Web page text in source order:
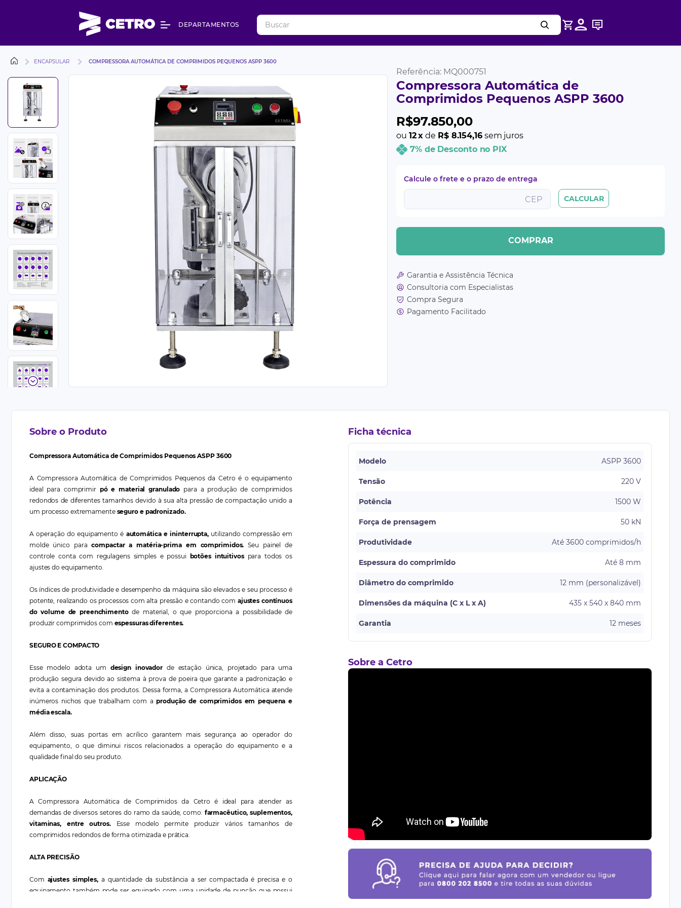
DEPARTAMENTOS
Buscar
ENCAPSULAR COMPRESSORA AUTOMÁTICA DE COMPRIMIDOS PEQUENOS ASPP 3600
Referência: MQ000751
Compressora Automática de
Comprimidos Pequenos ASPP 3600
R$97.850,00
ou 12 x de R$ 8.154,16 sem juros
7% de Desconto no PIX
COMPRAR
Garantia e Assistência Técnica
Consultoria com Especialistas
Compra Segura
Pagamento Facilitado
Sobre o Produto
Compressora Automática de Comprimidos Pequenos ASPP 3600
A Compressora Automática de Comprimidos Pequenos da Cetro é o equipamento
ideal para comprimir pó e material granulado para a produção de comprimidos
redondos de diferentes tamanhos devido à sua alta pressão de compactação unido a
um processo extremamente seguro e padronizado.
A operação do equipamento é automática e ininterrupta, utilizando compressão em
molde único paracompactar a matéria-prima em comprimidos. Seu painel de
controle conta com regulagens simples e possui
botões intuitivospara todos os
ajustes do equipamento.
Os índices de produtividade e desempenho da máquina são elevados e seu processo é
potente, realizando os processos com alta pressão e contando com ajustes contínuos
do volume de preenchimentode material, o que proporciona a possibilidade de
produzir comprimidos com espessuras diferentes.
SEGURO E COMPACTO
Esse modelo adota um design inovador de estação única, projetado para uma
produção segura devido ao sistema à prova de poeira que garante a padronização e
evita a contaminação dos produtos. Dessa forma, a Compressora Automática atende
inúmeros nichos que trabalham com aprodução de comprimidos em pequena e
média escala.
Além disso, suas portas em acrílico garantem mais segurança ao operador do
equipamento, o que diminui riscos relacionados a operação do equipamento e a
qualidade final do seu produto.
APLICAÇÃO
A Compressora Automática de Comprimidos da Cetro é ideal para atender as
demandas de diversos setores do ramo da saúde, como: farmacêutico, suplementos,
vitaminas, entre outros.Esse modelo permite produzir vários tamanhos de
comprimidos redondos de forma otimizada e prática.
ALTA PRECISÃO
Com ajustes simples,a quantidade da substância a ser compactada é precisa e o
equipamento também pode ser equipado com uma unidade de punção que possui
Ficha técnica
Modelo ASPP 3600
Tensão 220 V
Potência 1500 W
Força de prensagem 50 kN
Produtividade Até 3600 comprimidos/h
Espessura do comprimido Até 8 mm
Diâmetro do comprimido 12 mm (personalizável)
Dimensões da máquina (C x L x A) 435 x 540 x 840 mm
Garantia 12 meses
Sobre a Cetro